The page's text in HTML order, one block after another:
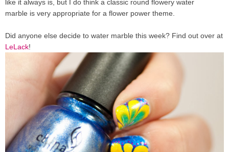
like it always is, but I do think a classic round flowery water
marble is very appropriate for a flower power theme.
Did anyone else decide to water marble this week? Find out over at
LeLack!